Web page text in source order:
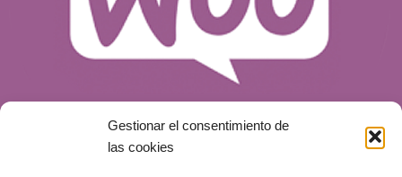
Gestionar el consentimiento de
las cookies